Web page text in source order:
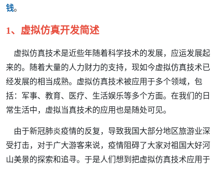
钱。
1、虚拟仿真开发简述
虚拟仿真技术是近些年随着科学技术的发展，应运发展起
来的。随着大量的人力财力的支持，现如今虚拟仿真技术已
经发展的相当成熟。虚拟仿真技术被应用于多个领域，包
括：军事、教育、医疗、生活娱乐等多个方面。在我们的日
常生活中，虚拟当真技术的应用也是随处可见。
由于新冠肺炎疫情的反复，导致我国大部分地区旅游业深
受打击，对于广大游客来说，疫情阻碍了大家对祖国大好河
山美景的探索和追寻。于是人们想到把虚拟仿真技术应用于